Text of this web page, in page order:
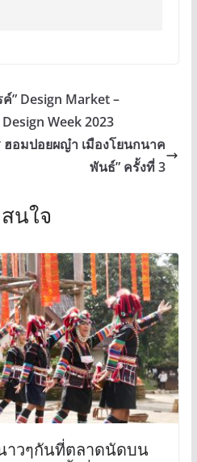
” Design Market –
Week 2023
อมปอยผญ๋า เมืองโยนกนาค
พันธ์” ครั้งที่ 3
นใจ
าวๆกันที่ตลาดนัดบน